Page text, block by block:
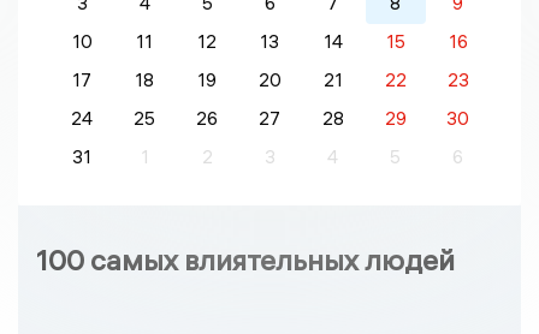
10
11 12 13 14 15
16
17
18 19 20 21 22
23
24
25 26 27 28 29
30
31
1 2 3 4 5 6
100 самых влиятельных людей